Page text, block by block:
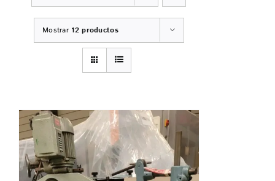
SERVICIO TÉCNICO
CONTACTO
Mostrar 12 productos